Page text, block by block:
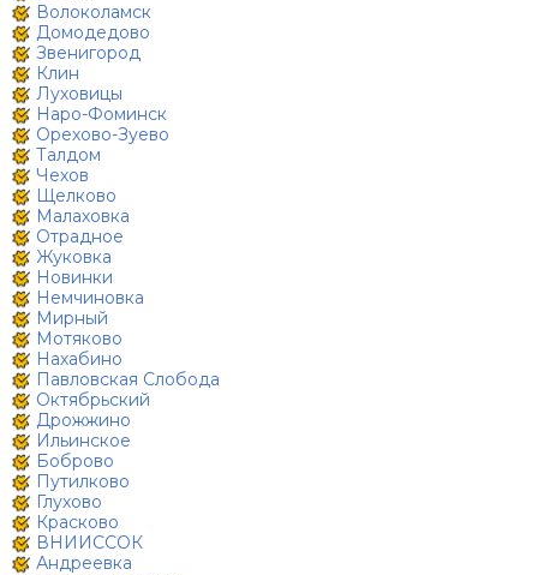
Волоколамск
Домодедово
Звенигород
Клин
Луховицы
Наро-Фоминск
Орехово-Зуево
Талдом
Чехов
Щелково
Малаховка
Отрадное
Жуковка
Новинки
Немчиновка
Мирный
Мотяково
Нахабино
Павловская Слобода
Октябрьский
Дрожжино
Ильинское
Боброво
Путилково
Глухово
Красково
ВНИИССОК
Андреевка